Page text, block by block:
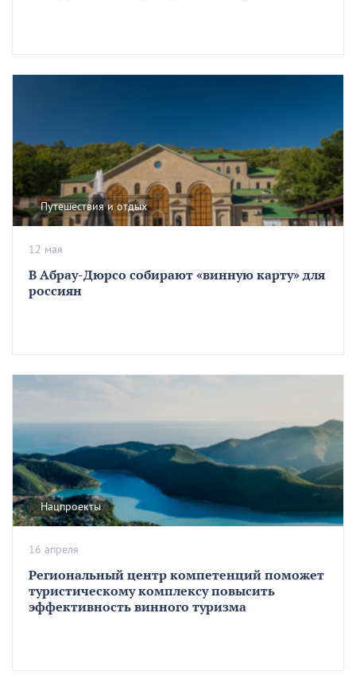
Путешествия и отдых
В Абрау-Дюрсо собирают «винную карту» для
россиян
12 мая
Нацпроекты
Региональный центр компетенций поможет
туристическому комплексу повысить
эффективность винного туризма
16 апреля